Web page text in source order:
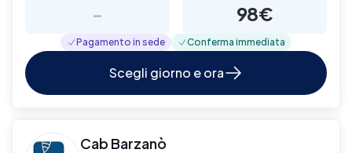
- 98€
Pagamento in sede Conferma immediata
Scegli giorno e ora
Cab Barzanò